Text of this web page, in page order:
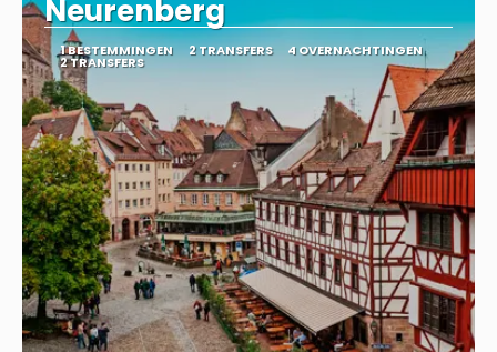
Neurenberg
1 BESTEMMINGEN 2 TRANSFERS 4 OVERNACHTINGEN
2 TRANSFERS